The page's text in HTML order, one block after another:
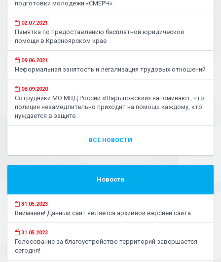
подготовки молодежи «СМЕРЧ»
02.07.2021
Памятка по предоставлению бесплатной юридической
помощи в Красноярском крае
09.06.2021
Неформальная занятость и легализация трудовых отношений
08.09.2020
Сотрудники МО МВД России «Шарыповский» напоминают, что
полиция незамедлительно приходит на помощь каждому, кто
нуждается в защите.
ВСЕ НОВОСТИ
Новости
31.05.2023
Внимание! Данный сайт является архивной версией сайта.
31.05.2023
Голосование за благоустройство территорий завершается
сегодня!